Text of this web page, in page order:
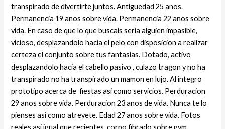
transpirado de divertirte juntos. Antiguedad 25 anos.
Permanencia 19 anos sobre vida. Permanencia 22 anos sobre
vida. En caso de que lo que buscais seria alguien impasible,
vicioso, desplazandolo hacia el pelo con disposicion a realizar
certeza el conjunto sobre tus fantasias. Dotado, activo
desplazandolo hacia el cabello pasivo , culazo tragon y no ha
transpirado no ha transpirado un mamon en lujo. Al integro
prototipo acerca de fiestas asi­ como servicios. Perduracion
29 anos sobre vida. Perduracion 23 anos de vida. Nunca te lo
pienses asi­ como atrevete. Edad 27 anos sobre vida. Fotos
reales asi igual que recientes, corpo fibrado sobre gym,